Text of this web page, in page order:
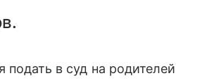
в суд на родителей